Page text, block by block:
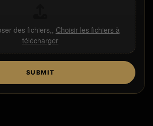
des fichiers,,Choisir les fichiers à
télécharger
SUBMIT